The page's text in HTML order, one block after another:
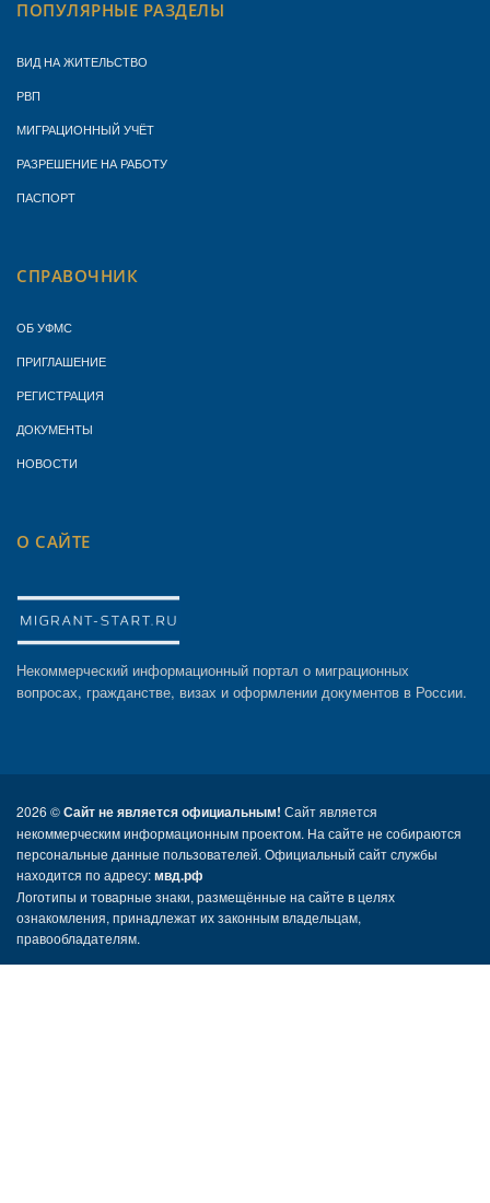
ПОПУЛЯРНЫЕ РАЗДЕЛЫ
ВИД НА ЖИТЕЛЬСТВО
РВП
МИГРАЦИОННЫЙ УЧЁТ
РАЗРЕШЕНИЕ НА РАБОТУ
ПАСПОРТ
СПРАВОЧНИК
ОБ УФМС
ПРИГЛАШЕНИЕ
РЕГИСТРАЦИЯ
ДОКУМЕНТЫ
НОВОСТИ
О САЙТЕ
Некоммерческий информационный портал о миграционных
вопросах, гражданстве, визах и оформлении документов в России.
2026 ©Сайт не является официальным! Сайт является
некоммерческим информационным проектом. На сайте не собираются
персональные данные пользователей. Официальный сайт службы
находится по адресу:мвд.рф
Логотипы и товарные знаки, размещённые на сайте в целях
ознакомления, принадлежат их законным владельцам,
правообладателям.